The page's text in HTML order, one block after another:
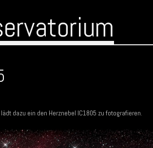
dazu ein den Herznebel IC1805 zu fotografieren.